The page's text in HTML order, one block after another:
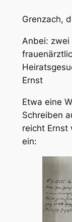
Grenzach,
Anbei: zwei
Ernst
Etwa eine
Schreiben
reicht Ernst
ein: